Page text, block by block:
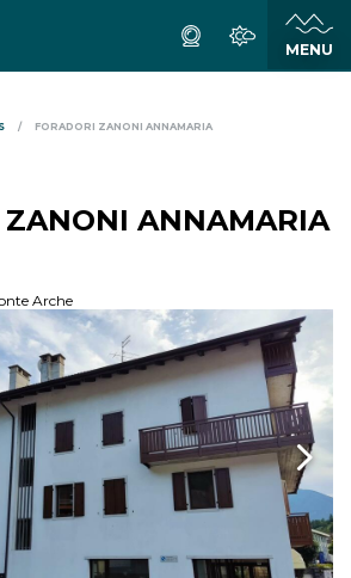
FORADORI ZANONI ANNAMARIA
ZANONI ANNAMARIA
Arche